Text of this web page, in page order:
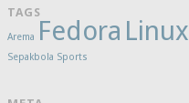
TAGS
Arema Fedora Linux
Sepakbola Sports